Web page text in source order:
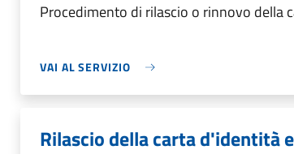
Procedimento di rilascio o rinnovo della
VAI AL SERVIZIO
Rilascio della carta d'identità